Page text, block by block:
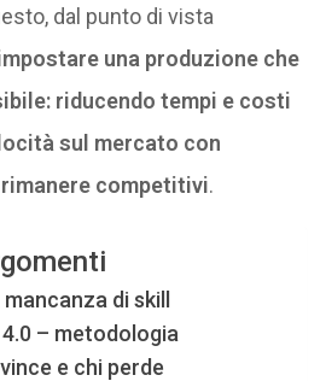
dal punto di vista
una produzione che
riducendo tempi e costi
sul mercato con
competitivi.
di skill
– metodologia
e chi perde